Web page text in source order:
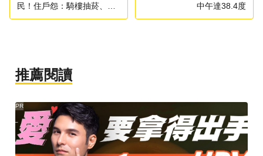
民！住戶怨：騎樓抽菸、深
夜喧嘩
中午達38.4度
推薦閱讀
PR